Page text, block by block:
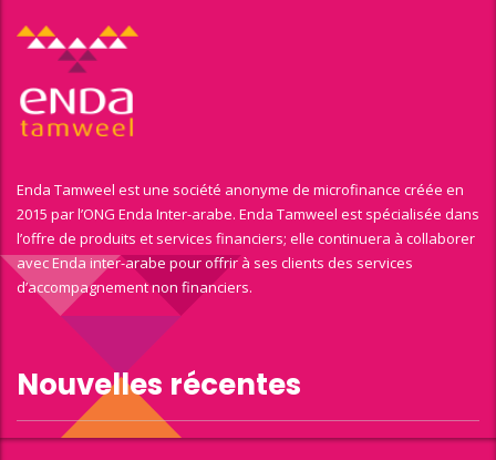
Enda Tamweel est une société anonyme de microfinance créée en
2015 par l’ONG Enda Inter-arabe. Enda Tamweel est spécialisée dans
l’offre de produits et services financiers; elle continuera à collaborer
avec Enda inter-arabe pour offrir à ses clients des services
d’accompagnement non financiers.
Nouvelles récentes